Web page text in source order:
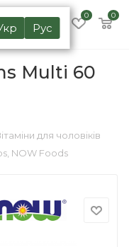
Рус
0 0
Multi 60
для чоловіків
NOW Foods